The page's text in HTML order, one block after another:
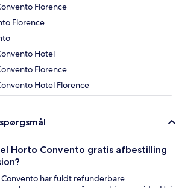
Florence
Florence
Hotel
Florence
Hotel Florence
Horto Convento gratis afbestilling
har fuldt refunderbare